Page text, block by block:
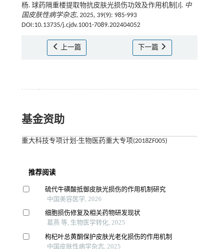
杨. 球药隔重楼提取物抗皮肤光损伤功效及作用机制[J]. 中
国皮肤性病学杂志, 2025, 39(9): 985-993
DOI:10.13735/j.cjdv.1001-7089.202404052
上一篇 下一篇
基金资助
重大科技专项计划-生物医药重大专项(2018ZF005)